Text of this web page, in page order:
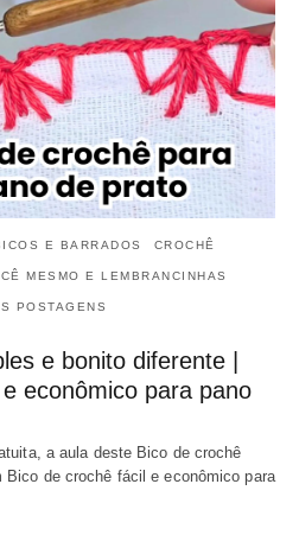
E BARRADOS CROCHÊ
MESMO E LEMBRANCINHAS
POSTAGENS
e bonito diferente |
econômico para pano
a aula deste Bico de crochê
de crochê fácil e econômico para